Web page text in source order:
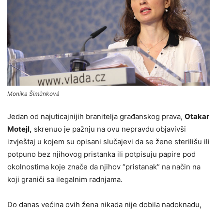
Monika Šimůnková
Jedan od najuticajnijih branitelja građanskog prava, Otakar
Motejl, skrenuo je pažnju na ovu nepravdu objavivši
izvještaj u kojem su opisani slučajevi da se žene sterilišu ili
potpuno bez njihovog pristanka ili potpisuju papire pod
okolnostima koje znače da njihov “pristanak” na način na
koji graniči sa ilegalnim radnjama.
Do danas većina ovih žena nikada nije dobila nadoknadu,